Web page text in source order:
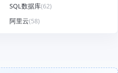
SQL数据库(62)
阿里云(58)